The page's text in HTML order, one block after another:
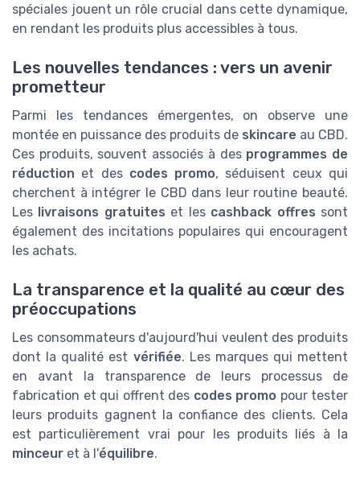
spéciales jouent un rôle crucial dans cette dynamique,
en rendant les produits plus accessibles à tous.
Les nouvelles tendances : vers un avenir
prometteur
Parmi les tendances émergentes, on observe une
montée en puissance des produits de skincare au CBD.
Ces produits, souvent associés à des programmes de
réduction et des codes promo, séduisent ceux qui
cherchent à intégrer le CBD dans leur routine beauté.
Les livraisons gratuites et les cashback offres sont
également des incitations populaires qui encouragent
les achats.
La transparence et la qualité au cœur des
préoccupations
Les consommateurs d'aujourd'hui veulent des produits
dont la qualité est vérifiée. Les marques qui mettent
en avant la transparence de leurs processus de
fabrication et qui offrent des codes promo pour tester
leurs produits gagnent la confiance des clients. Cela
est particulièrement vrai pour les produits liés à la
minceur et à l'équilibre.